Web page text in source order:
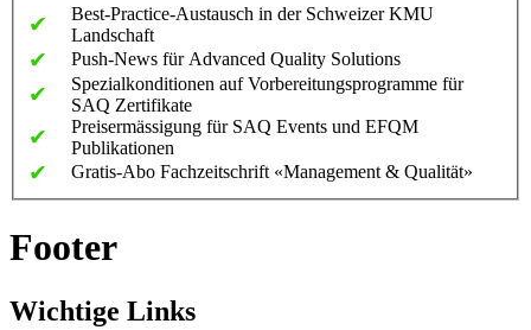
✔
Best-Practice-Austausch in der Schweizer KMU
Landschaft
✔ Push-News für Advanced Quality Solutions
✔
Spezialkonditionen auf Vorbereitungsprogramme für
SAQ Zertifikate
✔
Preisermässigung für SAQ Events und EFQM
Publikationen
✔ Gratis-Abo Fachzeitschrift «Management & Qualität»
Footer
Wichtige Links